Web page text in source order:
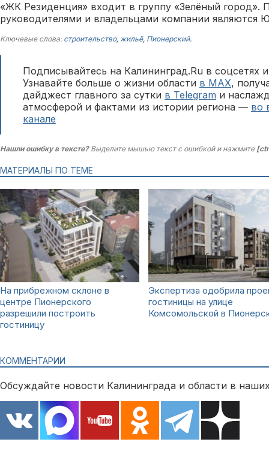
«ЖК Резиденция» входит в группу «Зелёный
руководителями и владельцами компании
Ключевые слова: строительство, жильё, Пионерский.
Подписывайтесь на Калининград.Ru в соцсетях
Узнавайте больше о жизни области в MAX,
дайджест главного за сутки в Telegram и
атмосферой и фактами из истории региона — во
канале
Нашли ошибку в тексте?Выделите мышью текст с ошибкой и нажмите
МАТЕРИАЛЫ ПО ТЕМЕ
На прибрежном склоне в
центре Пионерского
разрешили построить
гостиницу
Экспертиза одобрила
гостиницы на улице
Комсомольской в
КОММЕНТАРИИ
Обсуждайте новости Калининграда и области в